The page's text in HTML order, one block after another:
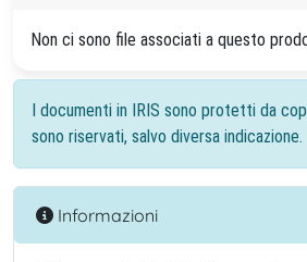
Non ci sono file associati a questo
I documenti in IRIS sono protetti da
sono riservati, salvo diversa indicazione.
Informazioni